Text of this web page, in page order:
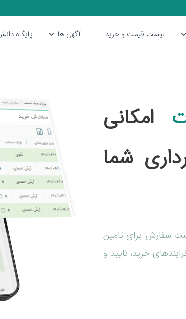
لیست قیمت و خرید آگهی ها پایگاه
امکانی
شما
سفارش برای تامین
خرید، تایید و